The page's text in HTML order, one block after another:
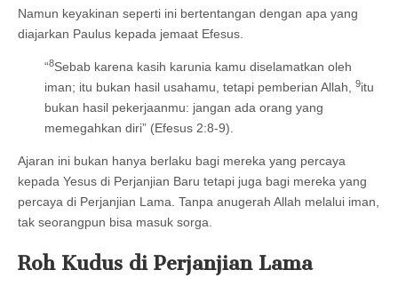
Namun keyakinan seperti ini bertentangan dengan apa yang
diajarkan Paulus kepada jemaat Efesus.
“8Sebab karena kasih karunia kamu diselamatkan oleh
iman; itu bukan hasil usahamu, tetapi pemberian Allah,
9itu
bukan hasil pekerjaanmu: jangan ada orang yang
memegahkan diri” (Efesus 2:8-9).
Ajaran ini bukan hanya berlaku bagi mereka yang percaya
kepada Yesus di Perjanjian Baru tetapi juga bagi mereka yang
percaya di Perjanjian Lama. Tanpa anugerah Allah melalui iman,
tak seorangpun bisa masuk sorga.
Roh Kudus di Perjanjian Lama